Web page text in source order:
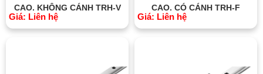
CAO, KHÔNG CÁNH TRH-V
Giá: Liên hệ
CAO, CÓ CÁNH TRH-F
Giá: Liên hệ